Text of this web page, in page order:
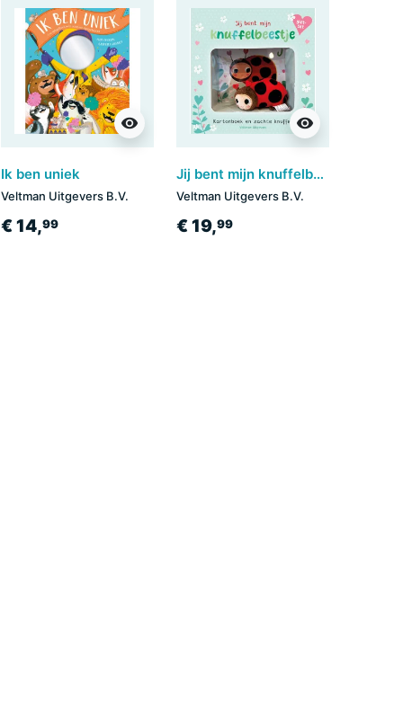
visibility
Ik ben uniek
Veltman Uitgevers B.V.
€ 14,99
visibility
Jij bent mijn knuffelbeestje giftset
Veltman Uitgevers B.V.
€ 19,99